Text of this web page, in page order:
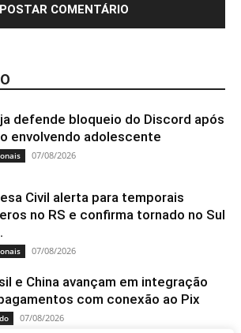
defende bloqueio do Discord após
envolvendo adolescente
07/08/2026
Civil alerta para temporais
no RS e confirma tornado no Sul
07/08/2026
e China avançam em integração
com conexão ao Pix
07/08/2026